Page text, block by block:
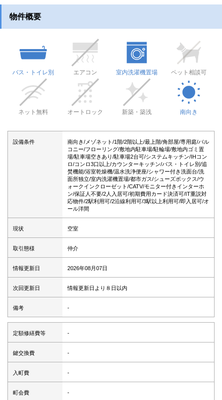
物件概要
バス・トイレ別 エアコン 室内洗濯機置場 ペット相談可
ネット無料 オートロック 新築・築浅 南向き
設備条件
南向き/メゾネット/1階/2階以上/最上階/角部屋/専用庭/バル
コニー/フローリング/敷地内駐車場/駐輪場/敷地内ゴミ置
場/駐車場空きあり/駐車場2台可/システムキッチン/IHコン
ロ/コンロ3口以上/カウンターキッチン/バス・トイレ別/追
焚機能/浴室乾燥機/温水洗浄便座/シャワー付き洗面台/洗
面所独立/室内洗濯機置場/都市ガス/シューズボックス/ウ
ォークインクローゼット/CATV/モニター付きインターホ
ン/保証人不要/2人入居可/初期費用カード決済可/IT重説対
応物件/2駅利用可/2沿線利用可/3駅以上利用可/即入居可/オ
ール洋間
現状 空室
取引態様 仲介
情報更新日 2026年08月07日
次回更新日 情報更新日より８日以内
備考 -
定額修繕費等 -
鍵交換費 -
入町費 -
町会費 -